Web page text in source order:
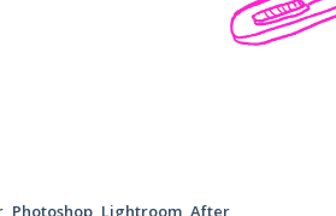
Photoshop, Lightroom, After